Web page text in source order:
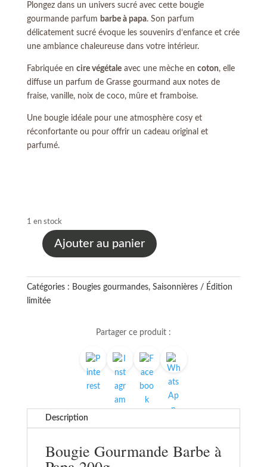
Plongez dans un univers sucré avec cette bougie
gourmande parfum barbe à papa. Son parfum
délicatement sucré évoque les souvenirs d’enfance et crée
une ambiance chaleureuse dans votre intérieur.
Fabriquée en cire végétaleavec une mèche en coton, elle
diffuse un parfum de Grasse gourmand aux notes de
fraise, vanille, noix de coco, mûre et framboise.
Une bougie idéale pour une atmosphère cosy et
réconfortante ou pour offrir un cadeau original et
parfumé.
1 en stock
quantité
Bougie
Gourmande
Barbe
Réconfortant
Ajouter au panier
Catégories : Bougies gourmandes, Saisonnières / Édition
limitée
Partager ce produit :
Description
Bougie Gourmande Barbe à